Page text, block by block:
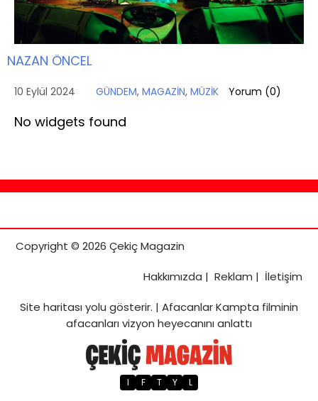
NAZAN ÖNCEL
10 Eylül 2024 GÜNDEM, MAGAZİN, MÜZİK Yorum (0)
No widgets found
Copyright © 2026 Çekiç Magazin
Hakkımızda | Reklam | İletişim
Site haritasıyolu gösterir. | Afacanlar Kampta filminin
afacanları vizyon heyecanını anlattı
I F T Y L